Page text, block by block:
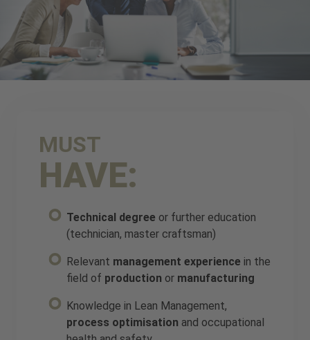
MUST
HAVE:
Technical degree or further education
(technician, master craftsman)
Relevant management experience in the
field of production or manufacturing
Knowledge in Lean Management,
process optimisation and occupational